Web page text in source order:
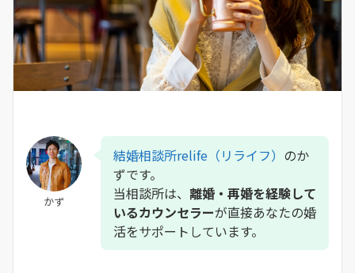
かず
結婚相談所relife（リライフ） のか
ずです。
当相談所は、 離婚・再婚を経験して
いるカウンセラーが直接あなたの婚
活をサポートしています。